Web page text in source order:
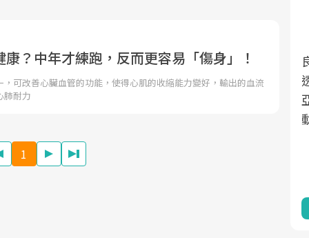
？中年才練跑，反而更容易「傷身」！
，可改善心臟血管的功能，使得心肌的收縮能力變好，輸出的血流
肺耐力
1
面對超高齡社會的浪潮，台灣正在快速邁
向「健康照護」的新時代。隨著國家政策
心議題。然而，健檢不只是醫療院所的服
務，更是民眾了解自身健康狀況、啟動健
2025年，就到良醫生活祭體驗「一站式健
康新生活」，從講座、體驗到運動，全面